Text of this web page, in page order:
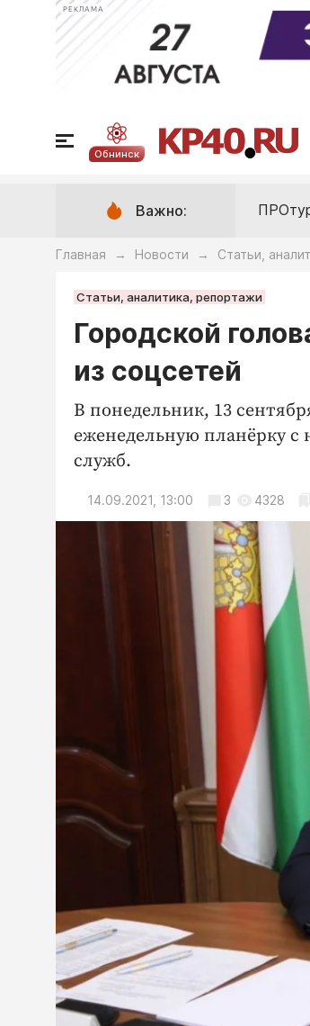
РЕКЛАМА
Обнинск
Важно:
Главная → Новости → Статьи,
Статьи, аналитика, репортажи
Городской
из соцсетей
В понедельник, 13
еженедельную планёрку с
служб.
14.09.2021, 13:00 3 4328